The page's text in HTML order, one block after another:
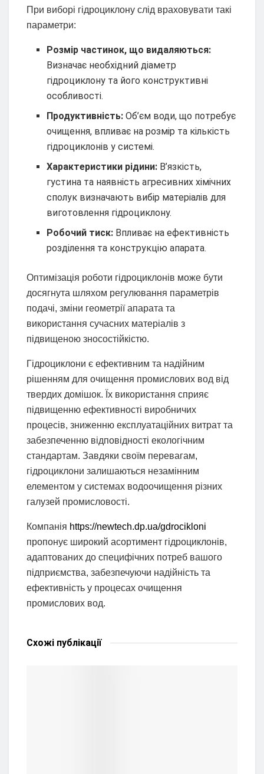
При виборі гідроциклону слід враховувати такі
параметри:
Розмір частинок, що видаляються:
Визначає необхідний діаметр
гідроциклону та його конструктивні
особливості.
Продуктивність: Об’єм води, що потребує
очищення, впливає на розмір та кількість
гідроциклонів у системі.
Характеристики рідини: В’язкість,
густина та наявність агресивних хімічних
сполук визначають вибір матеріалів для
виготовлення гідроциклону.
Робочий тиск: Впливає на ефективність
розділення та конструкцію апарата.
Оптимізація роботи гідроциклонів може бути
досягнута шляхом регулювання параметрів
подачі, зміни геометрії апарата та
використання сучасних матеріалів з
підвищеною зносостійкістю.
Гідроциклони є ефективним та надійним
рішенням для очищення промислових вод від
твердих домішок. Їх використання сприяє
підвищенню ефективності виробничих
процесів, зниженню експлуатаційних витрат та
забезпеченню відповідності екологічним
стандартам. Завдяки своїм перевагам,
гідроциклони залишаються незамінним
елементом у системах водоочищення різних
галузей промисловості.
Компанія https://newtech.dp.ua/gdrocikloni
пропонує широкий асортимент гідроциклонів,
адаптованих до специфічних потреб вашого
підприємства, забезпечуючи надійність та
ефективність у процесах очищення
промислових вод.
Схожі публікації